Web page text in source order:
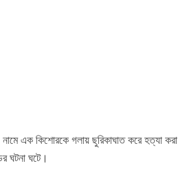
এক কিশোরকে গলায় ছুরিকাঘাত করে হত্যা করা
ঘটনা ঘটে।